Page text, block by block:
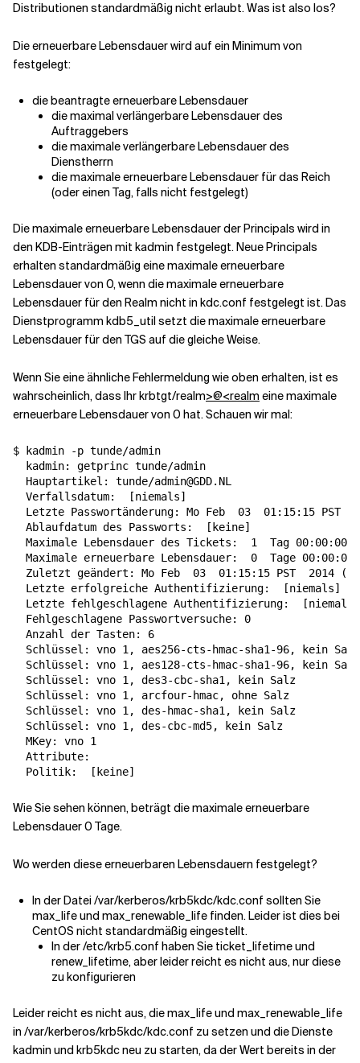
Distributionen standardmäßig nicht erlaubt. Was ist also los?
Die erneuerbare Lebensdauer wird auf ein Minimum von
festgelegt:
die beantragte erneuerbare Lebensdauer
die maximal verlängerbare Lebensdauer des
Auftraggebers
die maximale verlängerbare Lebensdauer des
Dienstherrn
die maximale erneuerbare Lebensdauer für das Reich
(oder einen Tag, falls nicht festgelegt)
Die maximale erneuerbare Lebensdauer der Principals wird in
den KDB-Einträgen mit kadmin festgelegt. Neue Principals
erhalten standardmäßig eine maximale erneuerbare
Lebensdauer von 0, wenn die maximale erneuerbare
Lebensdauer für den Realm nicht in kdc.conf festgelegt ist. Das
Dienstprogramm kdb5_util setzt die maximale erneuerbare
Lebensdauer für den TGS auf die gleiche Weise.
Wenn Sie eine ähnliche Fehlermeldung wie oben erhalten, ist es
wahrscheinlich, dass Ihr krbtgt/realm>@<realm eine maximale
erneuerbare Lebensdauer von 0 hat. Schauen wir mal:
$ kadmin -p tunde/admin
  kadmin: getprinc tunde/admin
  Hauptartikel: tunde/admin@GDD.NL
  Verfallsdatum:
[niemals]
  Letzte Passwortänderung: Mo Feb
03
01:15:15 PST
  Ablaufdatum des Passworts:
[ keine]
  Maximale Lebensdauer des Tickets:
1
  Tag 00:00:00
  Maximale erneuerbare Lebensdauer:
0
  Tage 00:00:00
  Zuletzt geändert: Mo Feb
03
  01:15:15 PST
2014 (
  Letzte erfolgreiche Authentifizierung:
[niemals]
  Letzte fehlgeschlagene Authentifizierung:
[niemals
  Fehlgeschlagene Passwortversuche: 0
  Anzahl der Tasten: 6
  Schlüssel: vno 1, aes256-cts-hmac-sha1-96, kein Salz
  Schlüssel: vno 1, aes128-cts-hmac-sha1-96, kein Salz
  Schlüssel: vno 1, des3-cbc-sha1, kein Salz
  Schlüssel: vno 1, arcfour-hmac, ohne Salz
  Schlüssel: vno 1, des-hmac-sha1, kein Salz
  Schlüssel: vno 1, des-cbc-md5, kein Salz
  MKey: vno 1
  Attribute:
  Politik:
[ keine]
Wie Sie sehen können, beträgt die maximale erneuerbare
Lebensdauer 0 Tage.
Wo werden diese erneuerbaren Lebensdauern festgelegt?
In der Datei /var/kerberos/krb5kdc/kdc.conf sollten Sie
max_life und max_renewable_life finden. Leider ist dies bei
CentOS nicht standardmäßig eingestellt.
In der /etc/krb5.conf haben Sie ticket_lifetime und
renew_lifetime, aber leider reicht es nicht aus, nur diese
zu konfigurieren
Leider reicht es nicht aus, die max_life und max_renewable_life
in /var/kerberos/krb5kdc/kdc.conf zu setzen und die Dienste
kadmin und krb5kdc neu zu starten, da der Wert bereits in der